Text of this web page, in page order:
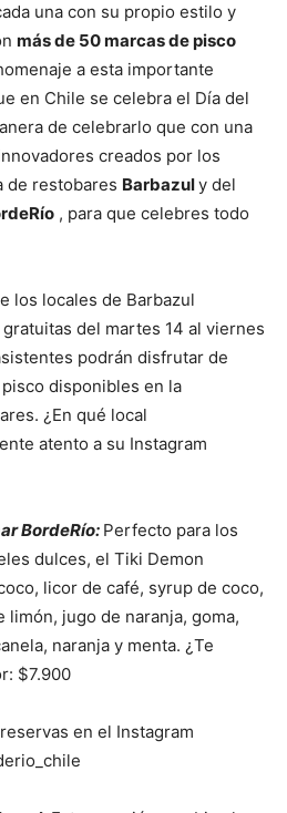
una con su propio estilo y
más de 50 marcas de pisco
a esta importante
en Chile se celebra el Día del
de celebrarlo que con una
creados por los
de restobares Barbazuly del
, para que celebres todo
los locales de Barbazul
del martes 14 al viernes
podrán disfrutar de
disponibles en la
¿En qué local
atento a su Instagram
BordeRío: Perfecto para los
dulces, el Tiki Demon
licor de café, syrup de coco,
limón, jugo de naranja, goma,
naranja y menta. ¿Te
$7.900
en el Instagram